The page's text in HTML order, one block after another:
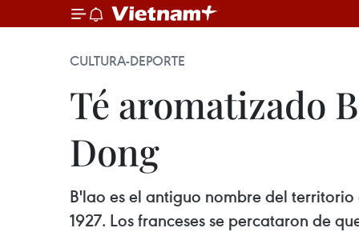
CULTURA-DEPORTE
Té aromatizado
Dong
B'lao es el antiguo nombre del
1927. Los franceses se percataron de